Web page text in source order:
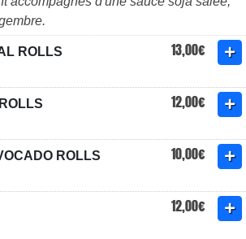
ROLLS 13,00€
12,00€
ROLLS 10,00€
12,00€